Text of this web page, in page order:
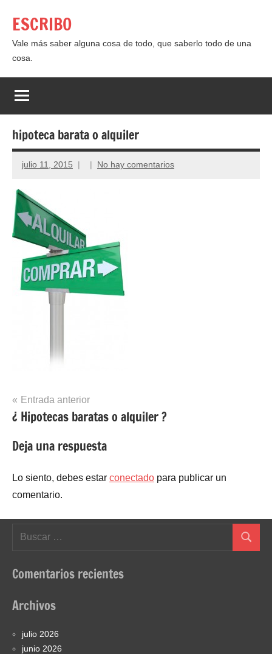
contenido
ESCRIBO
Vale más saber alguna cosa de todo, que saberlo todo de una
cosa.
hipoteca barata o alquiler
julio 11, 2015 No hay comentarios
Navegación
de
entradas
Entrada anterior
¿ Hipotecas baratas o alquiler ?
Deja una respuesta
Lo siento, debes estar conectado para publicar un
comentario.
Buscar
Comentarios recientes
Archivos
julio 2026
junio 2026